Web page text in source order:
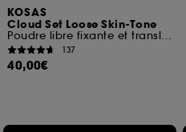
KOSAS
Cloud Set Loose Skin-Tone
Poudre libre fixante et translucide
137
40,00€